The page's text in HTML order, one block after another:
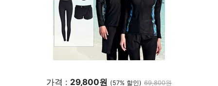
가격 : 29,800원 (57% 할인) 69,800원